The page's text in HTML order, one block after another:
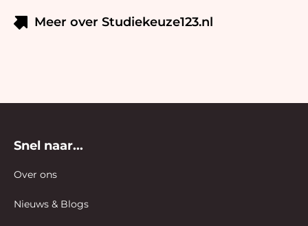
Meer over Studiekeuze123.nl
Snel naar...
Over ons
Nieuws & Blogs